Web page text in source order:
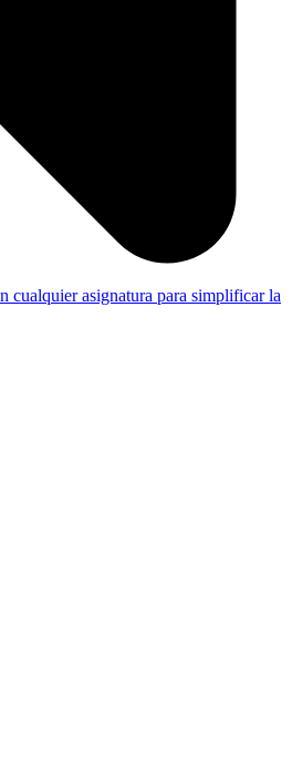
cualquier asignatura para simplificar la